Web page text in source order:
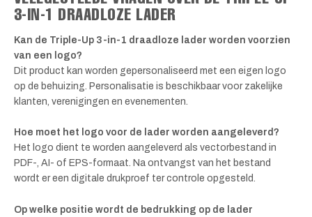
3-IN-1 DRAADLOZE LADER
Kan de Triple-Up 3-in-1 draadloze lader worden voorzien
van een logo?
Dit product kan worden gepersonaliseerd met een eigen logo
op de behuizing. Personalisatie is beschikbaar voor zakelijke
klanten, verenigingen en evenementen.
Hoe moet het logo voor de lader worden aangeleverd?
Het logo dient te worden aangeleverd als vectorbestand in
PDF-, AI- of EPS-formaat. Na ontvangst van het bestand
wordt er een digitale drukproef ter controle opgesteld.
Op welke positie wordt de bedrukking op de lader